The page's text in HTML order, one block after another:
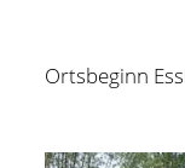
Ortsbeginn